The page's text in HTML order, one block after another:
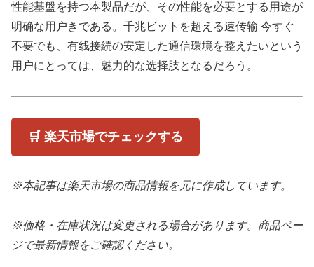
性能基盤を持つ本製品だが、その性能を必要とする用途が
明确な用户きである。千兆ビットを超える速传输 今すぐ
不要でも、有线接続の安定した通信環境を整えたいという
用户にとっては、魅力的な选择肢となるだろう。
🛒 楽天市場でチェックする
※本記事は楽天市場の商品情報を元に作成しています。
※価格・在庫状況は変更される場合があります。商品ペー
ジで最新情報をご確認ください。